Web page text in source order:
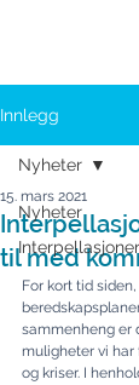
Innlegg
Nyheter
Interpellasjoner
Nyheter
til med
15. mars 2021
For kort tid
sammen­heng er
muligheter vi
og kriser. I